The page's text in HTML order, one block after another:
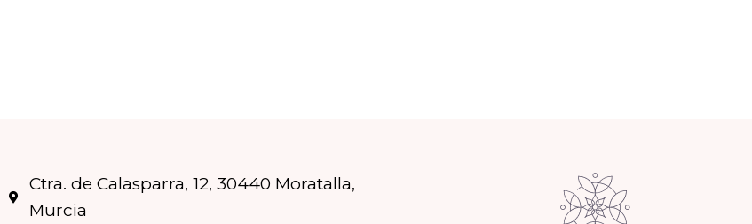
Ctra. de Calasparra, 12, 30440 Moratalla,
Murcia